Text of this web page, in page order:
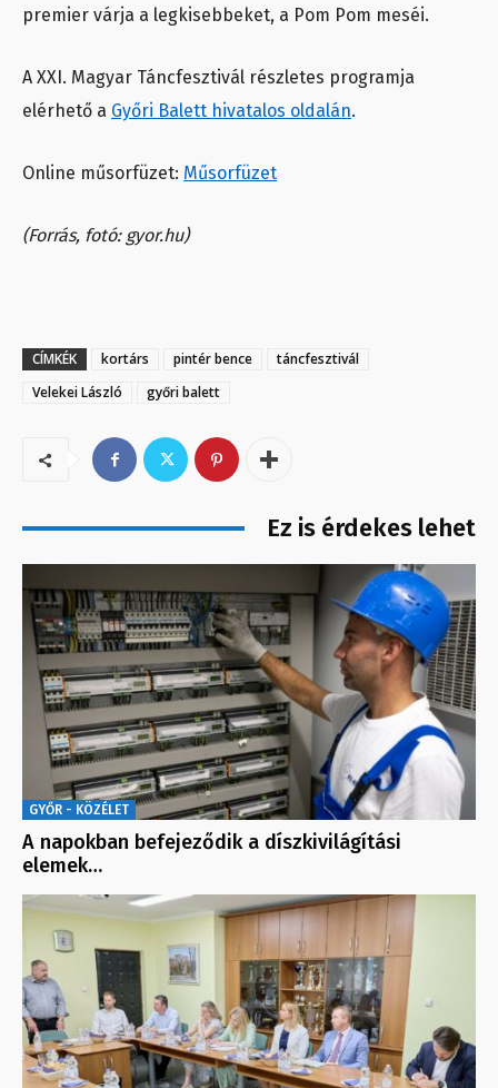
premier várja a legkisebbeket, a Pom Pom meséi.
A XXI. Magyar Táncfesztivál részletes programja
elérhető a Győri Balett hivatalos oldalán.
Online műsorfüzet: Műsorfüzet
(Forrás, fotó: gyor.hu)
CÍMKÉK kortárs pintér bence
táncfesztivál
Velekei László
győri balett
Ez is érdekes lehet
GYŐR - KÖZÉLET
A napokban befejeződik a díszkivilágítási
elemek…